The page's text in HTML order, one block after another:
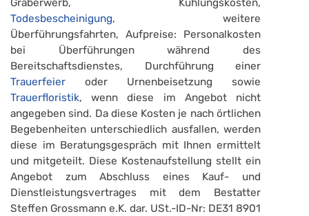
Graberwerb, Kühlungskosten,
Todesbescheinigung, weitere
Überführungsfahrten, Aufpreise: Personalkosten
bei Überführungen während des
Bereitschaftsdienstes, Durchführung einer
Trauerfeier oder Urnenbeisetzung sowie
Trauerfloristik, wenn diese im Angebot nicht
angegeben sind. Da diese Kosten je nach örtlichen
Begebenheiten unterschiedlich ausfallen, werden
diese im Beratungsgespräch mit Ihnen ermittelt
und mitgeteilt. Diese Kostenaufstellung stellt ein
Angebot zum Abschluss eines Kauf- und
Dienstleistungsvertrages mit dem Bestatter
Steffen Grossmann e.K. dar. USt.-ID-Nr: DE31 8901